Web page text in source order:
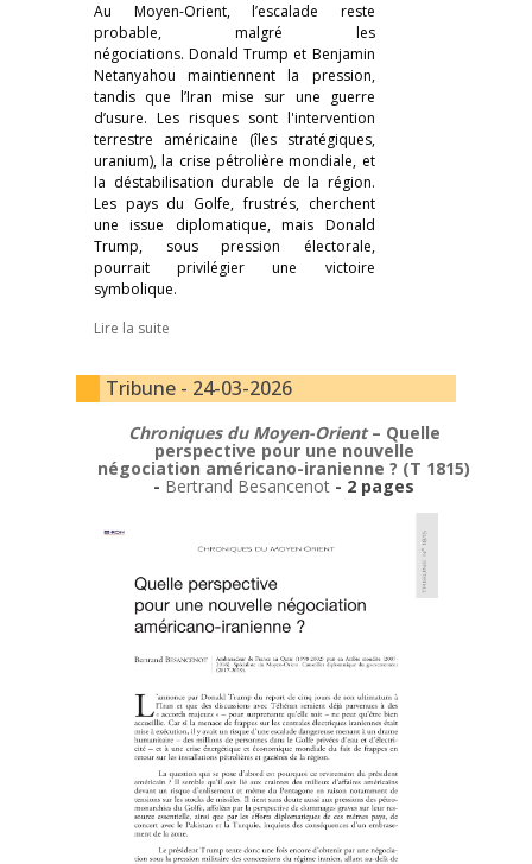
Au Moyen-Orient, l’escalade reste
probable, malgré les
négociations. Donald Trump et Benjamin
Netanyahou maintiennent la pression,
tandis que l’Iran mise sur une guerre
d’usure. Les risques sont l'intervention
terrestre américaine (îles stratégiques,
uranium), la crise pétrolière mondiale, et
la déstabilisation durable de la région.
Les pays du Golfe, frustrés, cherchent
une issue diplomatique, mais Donald
Trump, sous pression électorale,
pourrait privilégier une victoire
symbolique.
Lire la suite
Tribune - 24-03-2026
Chroniques du Moyen-Orient– Quelle
perspective pour une nouvelle
négociation américano-iranienne ? (T 1815)
- Bertrand Besancenot - 2 pages